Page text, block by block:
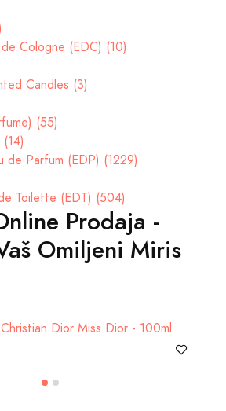
Cologne (EDC) (10)
Candles (3)
(55)
de Parfum (EDP) (1229)
Toilette (EDT) (504)
Prodaja -
Omiljeni Miris